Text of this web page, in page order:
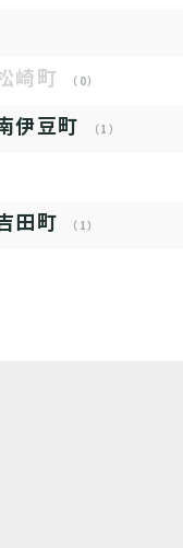
崎町 （0）
伊豆町 （1）
田町 （1）